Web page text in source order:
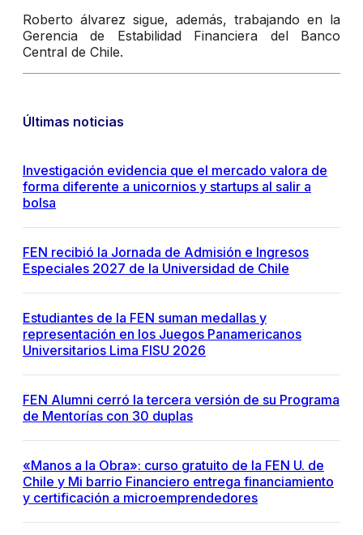
Roberto álvarez sigue, además, trabajando en la
Gerencia de Estabilidad Financiera del Banco
Central de Chile.
Últimas noticias
Investigación evidencia que el mercado valora de
forma diferente a unicornios y startups al salir a
bolsa
FEN recibió la Jornada de Admisión e Ingresos
Especiales 2027 de la Universidad de Chile
Estudiantes de la FEN suman medallas y
representación en los Juegos Panamericanos
Universitarios Lima FISU 2026
FEN Alumni cerró la tercera versión de su Programa
de Mentorías con 30 duplas
«Manos a la Obra»: curso gratuito de la FEN U. de
Chile y Mi barrio Financiero entrega financiamiento
y certificación a microemprendedores